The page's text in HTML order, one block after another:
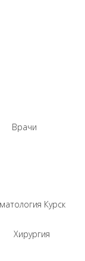
Врачи
Курск
Хирургия